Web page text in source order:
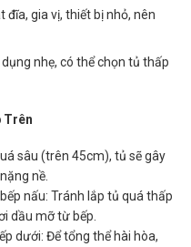
đĩa, gia vị, thiết bị nhỏ, nên
nhẹ, có thể chọn tủ thấp
Trên
sâu (trên 45cm), tủ sẽ gây
nề.
nấu: Tránh lắp tủ quá thấp
dầu mỡ từ bếp.
dưới: Để tổng thể hài hòa,